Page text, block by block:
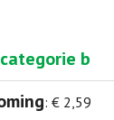
categorie b
: € 2,59